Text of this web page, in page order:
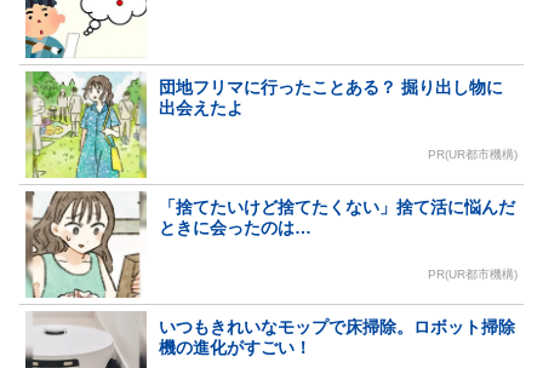
団地フリマに行ったことある？ 掘り出し物に
出会えたよ
PR(UR都市機構)
「捨てたいけど捨てたくない」捨て活に悩んだ
ときに会ったのは…
PR(UR都市機構)
いつもきれいなモップで床掃除。ロボット掃除
機の進化がすごい！